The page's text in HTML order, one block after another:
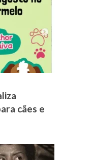
cães e